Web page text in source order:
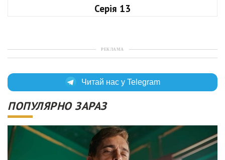
Серія 13
РЕКЛАМА
Читай нас у Telegram
ПОПУЛЯРНО ЗАРАЗ